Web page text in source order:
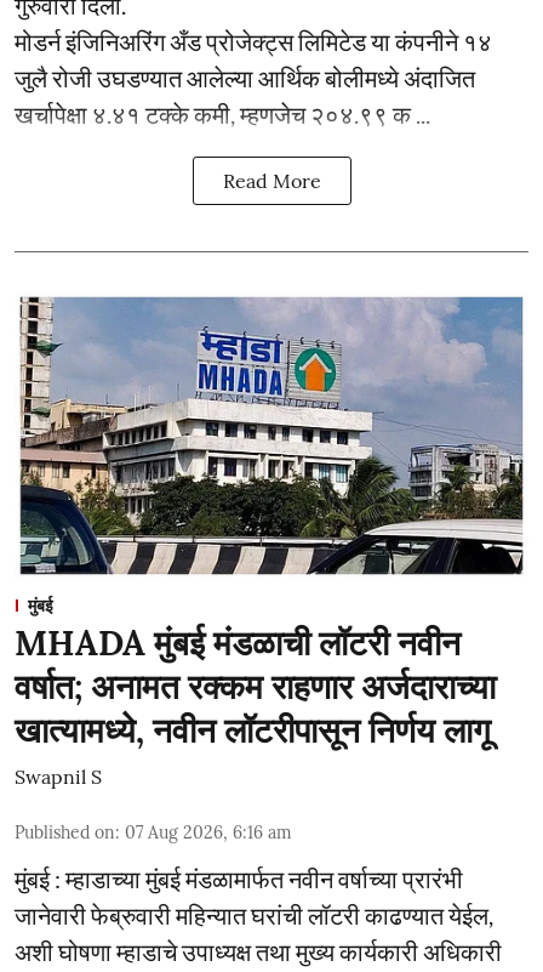
मोडर्न इंजिनिअरिंग अँड प्रोजेक्ट्स लिमिटेड या कंपनीने १४
जुलै रोजी उघडण्यात आलेल्या आर्थिक बोलीमध्ये अंदाजित
खर्चापेक्षा ४.४१ टक्के कमी, म्हणजेच २०४.९९ क ...
Read More
मुंबई
MHADA मुंबई मंडळाची लॉटरी नवीन
वर्षात; अनामत रक्कम राहणार अर्जदाराच्या
खात्यामध्ये, नवीन लॉटरीपासून निर्णय लागू
Swapnil S
Published on: 07 Aug 2026, 6:16 am
मुंबई : म्हाडाच्या मुंबई मंडळामार्फत नवीन वर्षाच्या प्रारंभी
जानेवारी फेब्रुवारी महिन्यात घरांची लॉटरी काढण्यात येईल,
अशी घोषणा म्हाडाचे उपाध्यक्ष तथा मुख्य कार्यकारी अधिकारी